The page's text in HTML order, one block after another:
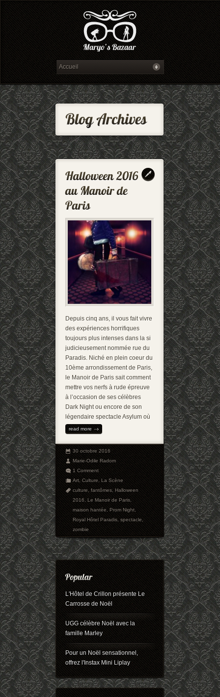
Depuis cinq ans, il vous fait vivre
des expériences horrifiques
toujours plus intenses dans la si
judicieusement nommée rue du
Paradis. Niché en plein coeur du
10ème arrondissement de Paris,
le Manoir de Paris sait comment
mettre vos nerfs à rude épreuve
à l’occasion de ses célèbres
Dark Night ou encore de son
légendaire spectacle Asylum où
read more
30 octobre 2016
Marie-Odile Radom
1 Comment
Art,Culture,La Scène
culture,fantômes,Halloween
2016,Le Manoir de Paris,
maison hantée,Prom Night,
Royal Hôtel Paradis,spectacle,
zombie
L'Hôtel de Crillon présente Le
Carrosse de Noël
UGG célèbre Noël avec la
famille Marley
Pour un Noël sensationnel,
offrez l'Instax Mini Liplay